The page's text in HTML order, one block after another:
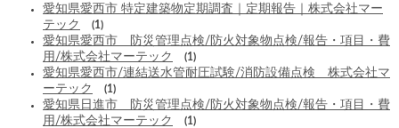
愛知県愛西市 特定建築物定期調査｜定期報告｜株式会社マー
テック
(1)
愛知県愛西市 防災管理点検/防火対象物点検/報告・項目・費
用/株式会社マーテック
(1)
愛知県愛西市/連結送水管耐圧試験/消防設備点検 株式会社マ
ーテック
(1)
愛知県日進市 防災管理点検/防火対象物点検/報告・項目・費
用/株式会社マーテック
(1)